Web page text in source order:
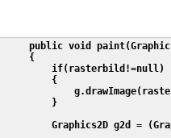
public void
     {
         if(rasterbild!=null)
         {
         }
Graphics2D g2d =